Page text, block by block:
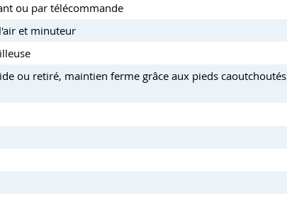
ou par télécommande
et minuteur
ou retiré, maintien ferme grâce aux pieds caoutchoutés